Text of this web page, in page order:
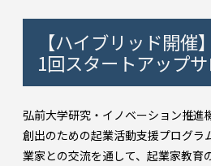
【ハイブリッド開催
1回スタートアップ
弘前大学研究・イノベーション推進
創出のための起業活動支援プログラ
業家との交流を通して、起業家教育